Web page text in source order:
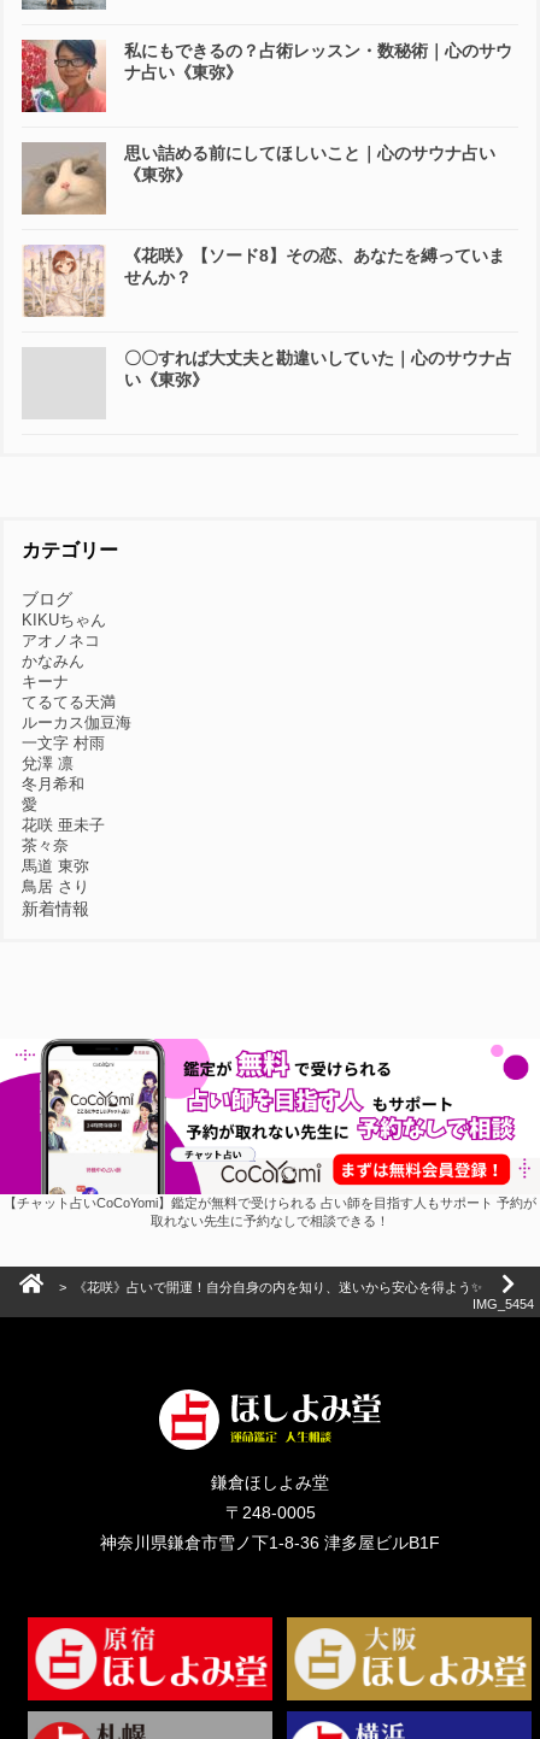
私にもできるの？占術レッスン・数秘術｜心のサウ
ナ占い《東弥》
思い詰める前にしてほしいこと｜心のサウナ占い
《東弥》
《花咲》【ソード8】その恋、あなたを縛っていま
せんか？
〇〇すれば大丈夫と勘違いしていた｜心のサウナ占
い《東弥》
カテゴリー
ブログ
KIKUちゃん
アオノネコ
かなみん
キーナ
てるてる天満
ルーカス伽豆海
一文字 村雨
兌澤 凛
冬月希和
愛
花咲 亜未子
茶々奈
馬道 東弥
鳥居 さり
新着情報
【チャット占いCoCoYomi】鑑定が無料で受けられる 占い師を目指す人もサポート 予約が
取れない先生に予約なしで相談できる！
>
《花咲》占いで開運！自分自身の内を知り、迷いから安心を得よう✨
IMG_5454
鎌倉ほしよみ堂
〒248-0005
神奈川県鎌倉市雪ノ下1-8-36 津多屋ビルB1F